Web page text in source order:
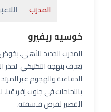
المدرب
خوسيه ريفيرو
المدرب الجديد للأهلي،
يُعرف بنهجه التكتيكي الحذر
الدفاعية والهجوم عبر
بالنجاحات في جنوب
القصير لفرض فلسفته.